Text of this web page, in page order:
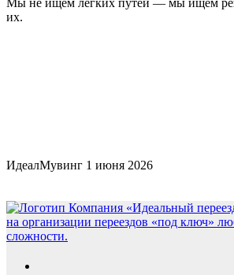
их.
ИдеалМувинг 1 июня 2026